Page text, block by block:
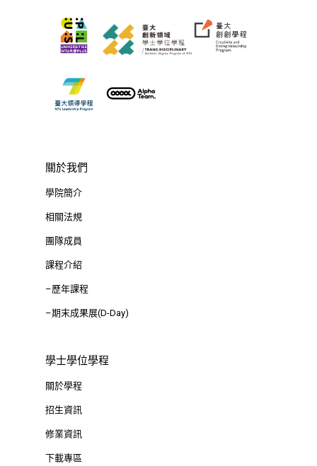
關於我們
學院簡介
相關法規
團隊成員
課程介紹
–歷年課程
–期末成果展(D-Day)
學士學位學程
關於學程
招生資訊
修業資訊
下載專區
思源街18號卓越研究
Room 409, Building for